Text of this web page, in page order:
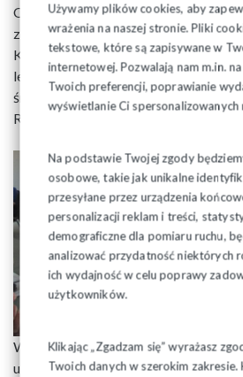
Używamy plików cookies, aby
wrażenia na naszej stronie. Pliki
tekstowe, które są zapisywane w
internetowej. Pozwalają nam m.in.
Twoich preferencji, poprawianie
wyświetlanie Ci spersonalizowanych
Na podstawie Twojej zgody
osobowe, takie jak unikalne
przesyłane przez urządzenia
personalizacji reklam i treści,
demograficzne dla pomiaru ruchu,
analizować przydatność niektórych
ich wydajność w celu poprawy
użytkowników.
Klikając „Zgadzam się” wyrażasz
Twoich danych w szerokim zakresie.
Omówiono przyjęte przez Zjazd
zapoznano się z uchwałą programową
Każdy z członków ZR otrzymał
lekturę obowiązkową, w celu
środowisk i zakładów, które
Regionu.
W związku ze zbliżającymi się
udzielono poparcia startującym w